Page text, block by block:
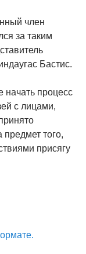
член
за таким
Бастис.
процесс
с лицами,
того,
присягу